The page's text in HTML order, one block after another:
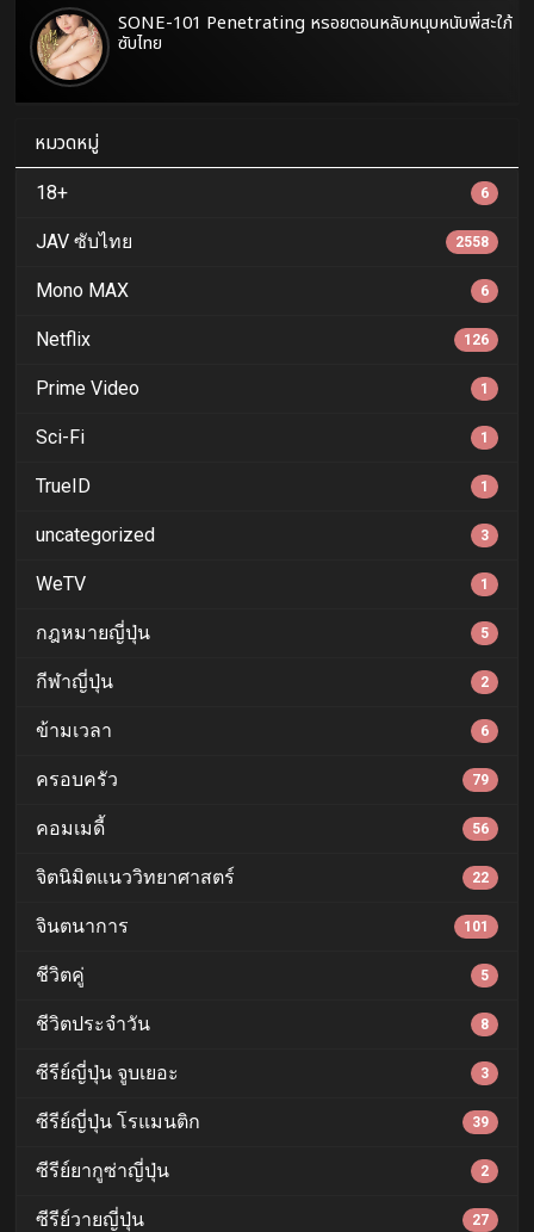
SONE-101 Penetrating หรอยตอนหลับหนุบหนับพี่สะใภ้
ซับไทย
หมวดหมู่
18+ 6
JAV ซับไทย 2558
Mono MAX 6
Netflix 126
Prime Video 1
Sci-Fi 1
TrueID 1
uncategorized 3
WeTV 1
กฎหมายญี่ปุ่น 5
กีฬาญี่ปุ่น 2
ข้ามเวลา 6
ครอบครัว 79
คอมเมดี้ 56
จิตนิมิตแนววิทยาศาสตร์ 22
จินตนาการ 101
ชีวิตคู่ 5
ชีวิตประจำวัน 8
ซีรีย์ญี่ปุ่น จูบเยอะ 3
ซีรีย์ญี่ปุ่น โรแมนติก 39
ซีรีย์ยากูซ่าญี่ปุ่น 2
ซีรีย์วายญี่ปุ่น 27